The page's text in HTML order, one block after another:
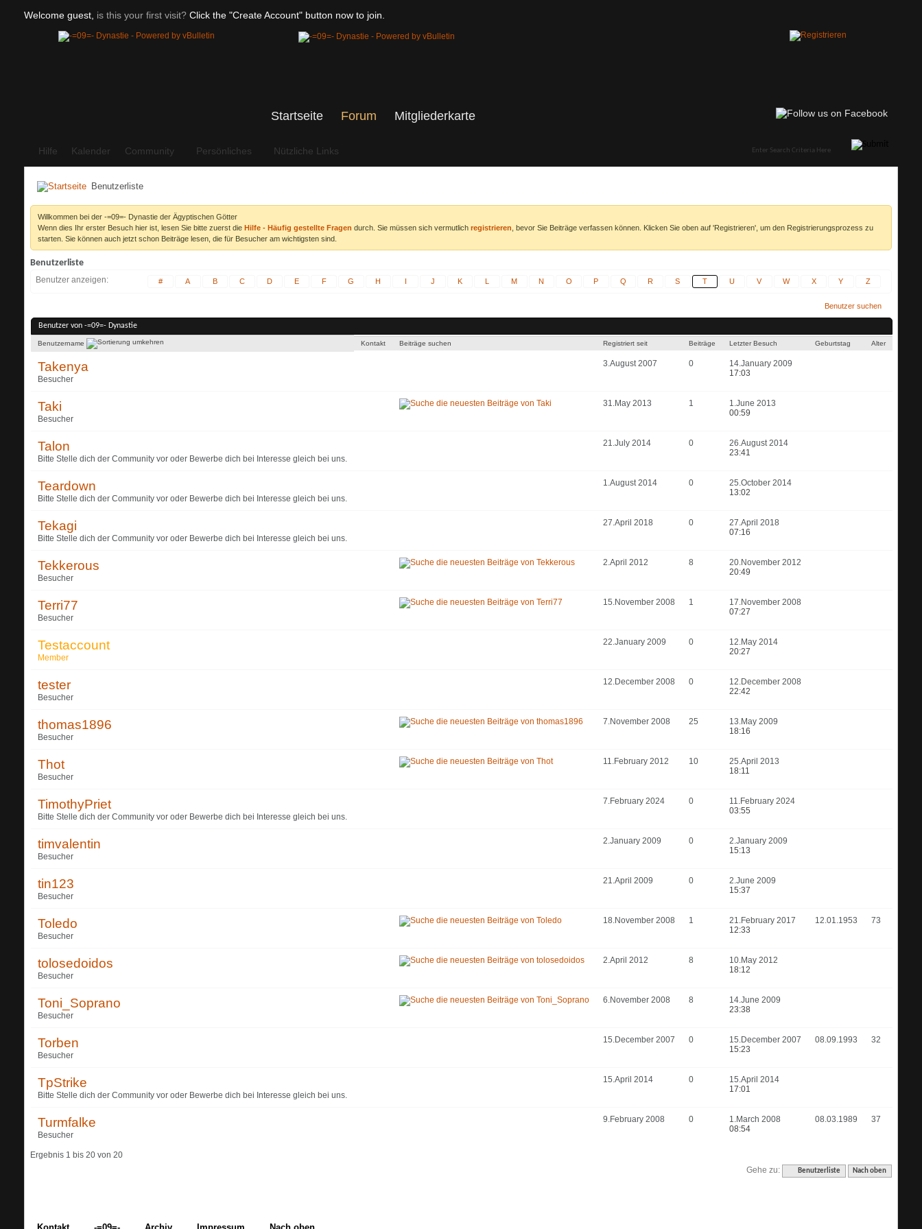
Welcome guest, is this your first visit? Click the "Create Account" button now to join.
Startseite Forum
Hilfe Kalender Community Persönliches Nützliche Links
Mitgliederkarte
Benutzerliste
Willkommen bei der -=09=- Dynastie der Ägyptischen Götter
Wenn dies Ihr erster Besuch hier ist, lesen Sie bitte zuerst die Hilfe - Häufig gestellte Fragen durch. Sie müssen sich vermutlich registrieren , bevor Sie Beiträge verfassen können. Klicken Sie oben auf 'Registrieren', um den Registrierungsprozess zu
starten. Sie können auch jetzt schon Beiträge lesen, die für Besucher am wichtigsten sind.
Benutzerliste
Benutzer anzeigen # A B C D E F G H I J K L M N O P Q R S T U V W X Y Z
Benutzer suchen
Benutzer von -=09=- Dynastie
Benutzername Kontakt Beiträge suchen Registriert seit Beiträge Letzter Besuch Geburtstag Alter
Takenya
Besucher
3.August 2007 0
14.January 2009
17:03
Taki
Besucher
31.May 2013 1
1.June 2013
00:59
Talon
Bitte Stelle dich der Community vor oder Bewerbe dich bei Interesse gleich bei uns.
21.July 2014 0
26.August 2014
23:41
Teardown
Bitte Stelle dich der Community vor oder Bewerbe dich bei Interesse gleich bei uns.
1.August 2014 0
25.October 2014
13:02
Tekagi
Bitte Stelle dich der Community vor oder Bewerbe dich bei Interesse gleich bei uns.
27.April 2018 0
27.April 2018
07:16
Tekkerous
Besucher
2.April 2012 8
20.November 2012
20:49
Terri77
Besucher
15.November 2008 1
17.November 2008
07:27
Testaccount
Member
22.January 2009 0
12.May 2014
20:27
tester
Besucher
12.December 2008 0
12.December 2008
22:42
thomas1896
Besucher
7.November 2008 25
13.May 2009
18:16
Thot
Besucher
11.February 2012 10
25.April 2013
18:11
TimothyPriet
Bitte Stelle dich der Community vor oder Bewerbe dich bei Interesse gleich bei uns.
7.February 2024 0
11.February 2024
03:55
timvalentin
Besucher
2.January 2009 0
2.January 2009
15:13
tin123
Besucher
21.April 2009 0
2.June 2009
15:37
Toledo
Besucher
18.November 2008 1
21.February 2017
12:33
12.01.1953 73
tolosedoidos
Besucher
2.April 2012 8
10.May 2012
18:12
Toni_Soprano
Besucher
6.November 2008 8
14.June 2009
23:38
Torben
Besucher
15.December 2007 0
15.December 2007
15:23
08.09.1993 32
TpStrike
Bitte Stelle dich der Community vor oder Bewerbe dich bei Interesse gleich bei uns.
15.April 2014 0
15.April 2014
17:01
Turmfalke
Besucher
9.February 2008 0
1.March 2008
08:54
08.03.1989 37
Ergebnis 1 bis 20 von 20
Gehe zu:
Benutzerliste Nach oben